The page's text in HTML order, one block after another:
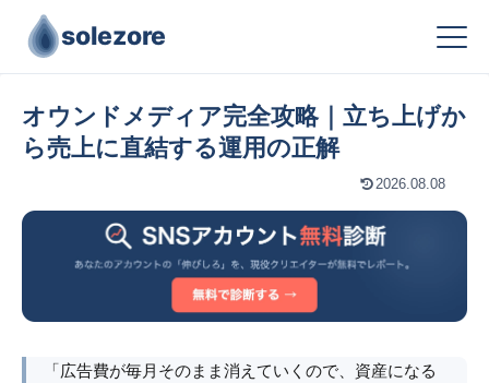
solezore
オウンドメディア完全攻略｜立ち上げか
ら売上に直結する運用の正解
2026.08.08
「広告費が毎月そのまま消えていくので、資産になる